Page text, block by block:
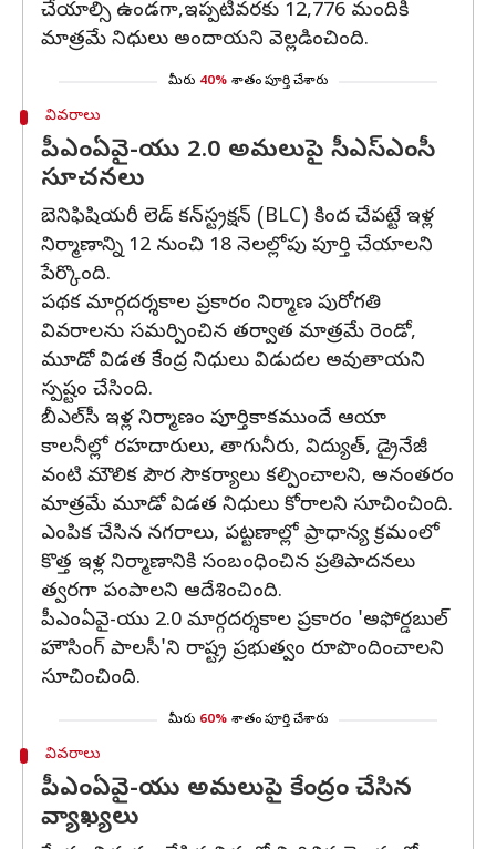
చేయాల్సి ఉండగా,ఇప్పటివరకు 12,776 మందికి
మాత్రమే నిధులు అందాయని వెల్లడించింది.
మీరు 40% శాతం పూర్తి చేశారు
వివరాలు
పీఎంఏవై-యు 2.0 అమలుపై సీఎస్‌ఎంసీ
సూచనలు
బెనిఫిషియరీ లెడ్ కన్‌స్ట్రక్షన్ (BLC) కింద చేపట్టే ఇళ్ల
నిర్మాణాన్ని 12 నుంచి 18 నెలల్లోపు పూర్తి చేయాలని
పేర్కొంది.
పథక మార్గదర్శకాల ప్రకారం నిర్మాణ పురోగతి
వివరాలను సమర్పించిన తర్వాత మాత్రమే రెండో,
మూడో విడత కేంద్ర నిధులు విడుదల అవుతాయని
స్పష్టం చేసింది.
బీఎల్‌సీ ఇళ్ల నిర్మాణం పూర్తికాకముందే ఆయా
కాలనీల్లో రహదారులు, తాగునీరు, విద్యుత్, డ్రైనేజీ
వంటి మౌలిక పౌర సౌకర్యాలు కల్పించాలని, అనంతరం
మాత్రమే మూడో విడత నిధులు కోరాలని సూచించింది.
ఎంపిక చేసిన నగరాలు, పట్టణాల్లో ప్రాధాన్య క్రమంలో
కొత్త ఇళ్ల నిర్మాణానికి సంబంధించిన ప్రతిపాదనలు
త్వరగా పంపాలని ఆదేశించింది.
పీఎంఏవై-యు 2.0 మార్గదర్శకాల ప్రకారం 'అఫోర్డబుల్
హౌసింగ్ పాలసీ'ని రాష్ట్ర ప్రభుత్వం రూపొందించాలని
సూచించింది.
మీరు 60% శాతం పూర్తి చేశారు
వివరాలు
పీఎంఏవై-యు అమలుపై కేంద్రం చేసిన
వ్యాఖ్యలు